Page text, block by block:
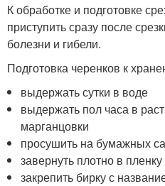
К обработке и подготовке
приступить сразу после
болезни и гибели.
Подготовка черенков к
выдержать сутки в воде
выдержать пол часа в
марганцовки
просушить на бумажных
завернуть плотно в
закрепить бирку с